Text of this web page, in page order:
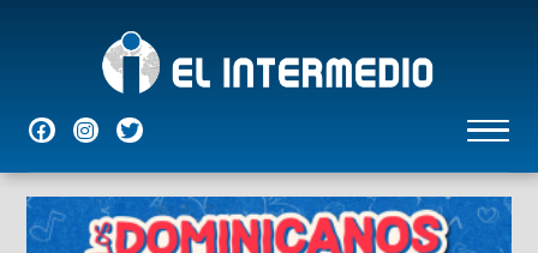
NACIONALES INTERNACIONALESECONÓMICASDEPORTES ENTRETENIMIENTO